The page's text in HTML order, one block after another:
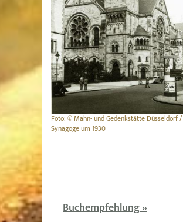
Foto: © Mahn- und Gedenkstätte Düsseldorf /
Synagoge um 1930
Buchempfehlung »